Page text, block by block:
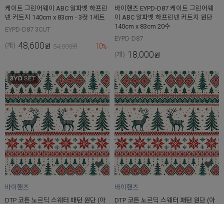
케이트 그린어웨이 ABC 알파벳 하프린
넨 커트지 140cm x 83cm - 3컷 1세트
EYPD-D87 3CUT
(개) 48,600원 54,000원 10%
바이핸즈 EYPD-D87 케이트 그린어웨
이 ABC 알파벳 하프린넨 커트지 원단
140cm x 83cm 20수
EYPD-D87
(개) 18,000원
바이핸즈
DTP 코튼 노르딕 스웨터 패턴 원단 (아
바이핸즈
DTP 코튼 노르딕 스웨터 패턴 원단 (아